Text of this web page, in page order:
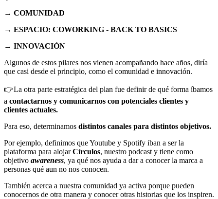
→ COMUNIDAD
→ ESPACIO: COWORKING - BACK TO BASICS
→ INNOVACIÓN
Algunos de estos pilares nos vienen acompañando hace años, diría
que casi desde el principio, como el comunidad e innovación.
👉La otra parte estratégica del plan fue definir de qué forma íbamos
a contactarnos y comunicarnos con potenciales clientes y
clientes actuales.
Para eso, determinamos distintos canales para distintos objetivos.
Por ejemplo, definimos que Youtube y Spotify iban a ser la
plataforma para alojarCírculos, nuestro podcast y tiene como
objetivo awareness, ya qué nos ayuda a dar a conocer la marca a
personas qué aun no nos conocen.
También acerca a nuestra comunidad ya activa porque pueden
conocernos de otra manera y conocer otras historias que los inspiren.